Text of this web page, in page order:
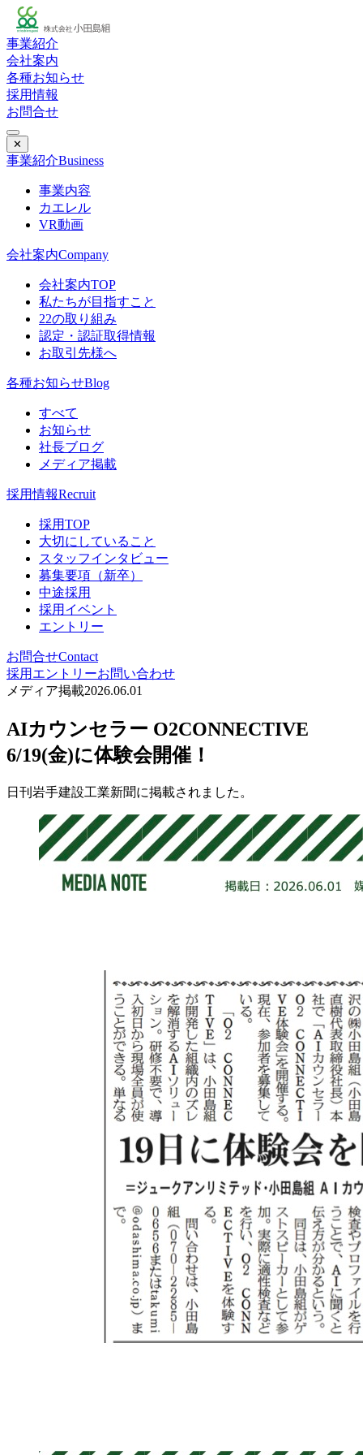
事業紹介
会社案内
各種お知らせ
採用情報
お問合せ
✕
事業紹介Business
事業内容
カエレル
VR動画
会社案内Company
会社案内TOP
私たちが目指すこと
22の取り組み
認定・認証取得情報
お取引先様へ
各種お知らせBlog
すべて
お知らせ
社長ブログ
メディア掲載
採用情報Recruit
採用TOP
大切にしていること
スタッフインタビュー
募集要項（新卒）
中途採用
採用イベント
エントリー
お問合せContact
採用エントリーお問い合わせ
メディア掲載2026.06.01
AIカウンセラー O2CONNECTIVE
6/19(金)に体験会開催！
日刊岩手建設工業新聞に掲載されました。